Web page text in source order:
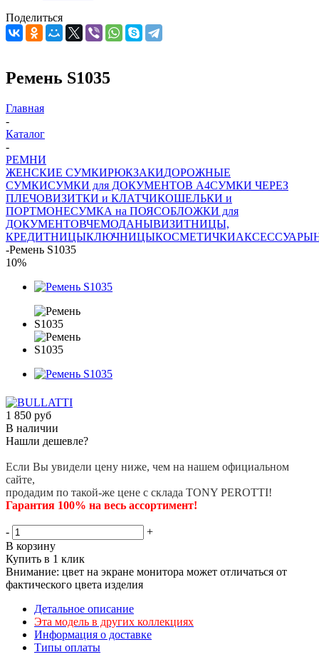
Поделиться
Ремень S1035
Главная
-
Каталог
-
РЕМНИ
ЖЕНСКИЕ СУМКИРЮКЗАКИДОРОЖНЫЕ
СУМКИСУМКИ для ДОКУМЕНТОВ А4СУМКИ ЧЕРЕЗ
ПЛЕЧОВИЗИТКИ и КЛАТЧИКОШЕЛЬКИ и
ПОРТМОНЕСУМКА на ПОЯСОБЛОЖКИ для
ДОКУМЕНТОВЧЕМОДАНЫВИЗИТНИЦЫ,
КРЕДИТНИЦЫКЛЮЧНИЦЫКОСМЕТИЧКИАКСЕССУАРЫ
-Ремень S1035
10%
1 850 руб
В наличии
Нашли дешевле?
Если Вы увидели цену ниже, чем на нашем официальном
сайте,
продадим по такой-же цене с склада TONY PEROTTI!
Гарантия 100% на весь ассортимент!
-
+
В корзину
Купить в 1 клик
Внимание: цвет на экране монитора может отличаться от
фактического цвета изделия
Детальное описание
Эта модель в других коллекциях
Информация о доставке
Типы оплаты